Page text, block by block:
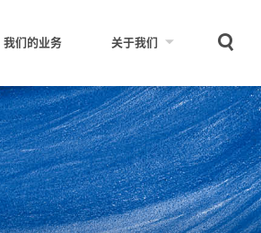
我们的业务 关于我们